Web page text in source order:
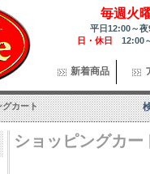
毎週火
平日12:00～
日・休日 12:00
新着商品
グカート
ショッピングカー